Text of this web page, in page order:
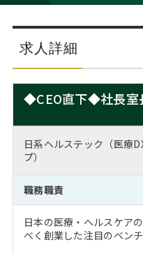
サービス案内
コンサルタントの紹介
キャリアデザイン講座
（最新求人市場動向）
ステージ別アドバイス
MBAの転職事例
MBAからのFAQ
MBA留学生数の推移
インターン受入企業一覧
MBAを生かす求人特集
英文レジュメの書き方
職務経歴書の書き方
外資系／面接攻略のコツ
“展”職相談室
転職市場の明日をよめ
キャリアに効く一冊
注目企業インタビュー
ジョブフェア
キャリアデザインセミナー
プロ経営者の特別セミナー
Career Talk Live
MBA NETWORKING
沿革
主なクライアント
パブリシティ
ニュースリリース
求人詳細
◆CEO直下◆社長室
日系ヘルステック（医療
プ）
職務職責
日本の医療・ヘルスケア
べく創業した注目のベンチ